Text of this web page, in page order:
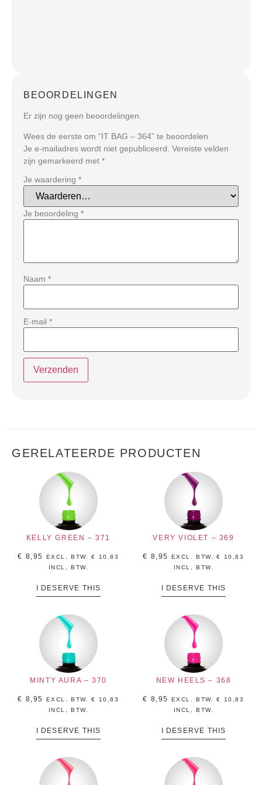
BEOORDELINGEN
Er zijn nog geen beoordelingen.
Wees de eerste om “IT BAG – 364” te beoordelen
Je e-mailadres wordt niet gepubliceerd. Vereiste velden
zijn gemarkeerd met *
Je waardering *
Je beoordeling *
Naam *
E-mail *
GERELATEERDE PRODUCTEN
KELLY GREEN – 371
€ 8,95 EXCL. BTW.€
10,83
INCL, BTW.
I DESERVE THIS
VERY VIOLET – 369
€ 8,95 EXCL. BTW.€
10,83
INCL, BTW.
I DESERVE THIS
MINTY AURA – 370
€ 8,95 EXCL. BTW.€
10,83
INCL, BTW.
I DESERVE THIS
NEW HEELS – 368
€ 8,95 EXCL. BTW.€
10,83
INCL, BTW.
I DESERVE THIS